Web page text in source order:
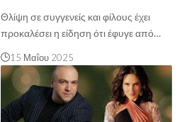
Θλίψη σε συγγενείς και φίλους έχει
προκαλέσει η είδηση ότι έφυγε από…
15 Μαΐου 2025